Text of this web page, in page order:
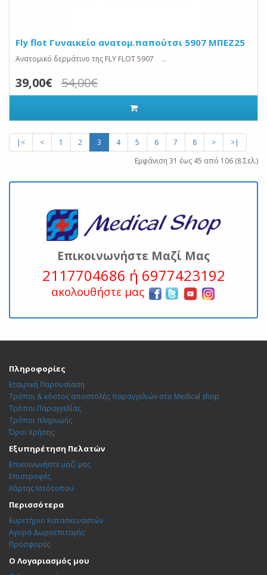
Fly flot Γυναικείο ανατομ.παπούτσι 5907 ΜΠΕΖ25
Ανατομικό δερμάτινο της FLY FLOT 5907 ..
39,00€ 54,00€
|< < 1 2 3 4 5 6 7 8 >
>|
Εμφάνιση 31 έως 45 από 106 (8 Σελ.)
Επικοινωνήστε Μαζί Μας
2117704686 ή 6977423192
ακολουθήστε μας
Πληροφορίες
Εταιρική Παρουσίαση
Τρόποι & κόστος αποστολής παραγγελιών στο Medical shop
Τρόποι Παραγγελίας
Τρόποι πληρωμής
Όροι Χρήσης
Εξυπηρέτηση Πελατών
Επικοινωνήστε μαζί μας
Επιστροφές
Χάρτης Ιστότοπου
Περισσότερα
Ευρετήριο Κατασκευαστών
Αγορά Δωροεπιταγής
Προσφορές
Ο Λογαριασμός μου